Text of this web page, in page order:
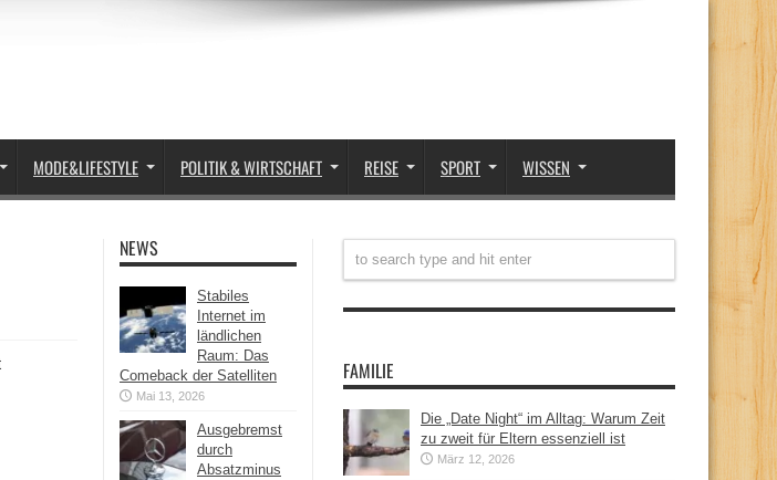
MODE&LIFESTYLE POLITIK & WIRTSCHAFT REISE SPORT WISSEN
NEWS
Stabiles
Internet im
ländlichen
Raum: Das
Comeback der Satelliten
Mai 13, 2026
Ausgebremst
durch
Absatzminus
FAMILIE
Die „Date Night“ im Alltag: Warum Zeit
zu zweit für Eltern essenziell ist
März 12, 2026